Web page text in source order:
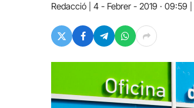
Redacció 4 - Febrer - 2019 · 09:59